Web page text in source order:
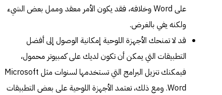
على Word وخلافه، فقد يكون الأمر معقد وممل بعض الشيء
ولكنه يفي بالغرض.
قد لا تمنحك الأجهزة اللوحية إمكانية الوصول إلى أفضل
التطبيقات التي يمكن أن تكون لديك على كمبيوتر محمول،
فيمكنك تنزيل البرامج التي تستخدمها لسنوات مثل Microsoft
Word. ومع ذلك، تعتمد الأجهزة اللوحية على بعض التطبيقات